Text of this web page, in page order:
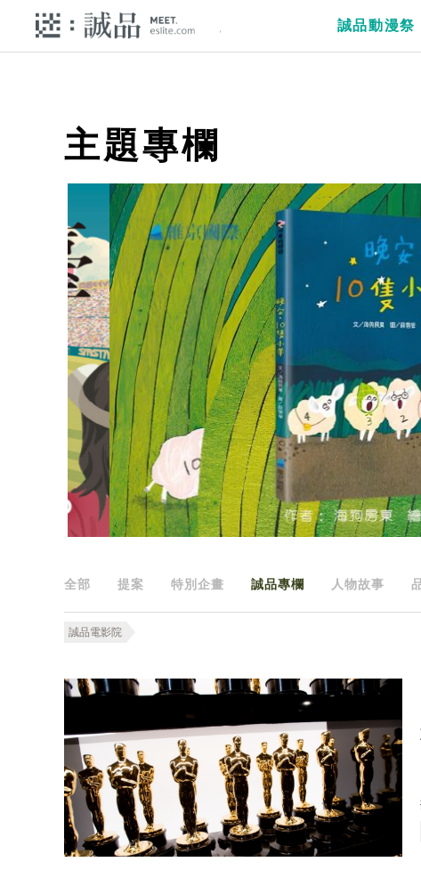
誠品動漫祭
主題專欄
全部 提案 特別企畫 誠品專欄 人物故事
誠品電影院